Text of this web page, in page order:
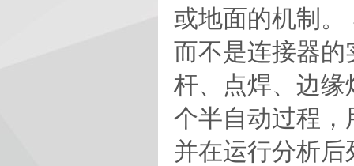
或地面的机制
而不是连接器
杆、点焊、边
个半自动过程
并在运行分析